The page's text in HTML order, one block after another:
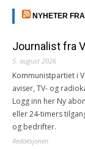
NYHETER
Journalist fra
5. august 2026
Kommunistpartiet i
aviser, TV- og
Logg inn her Ny
eller 24-timers
og bedrifter.
Redaksjonen